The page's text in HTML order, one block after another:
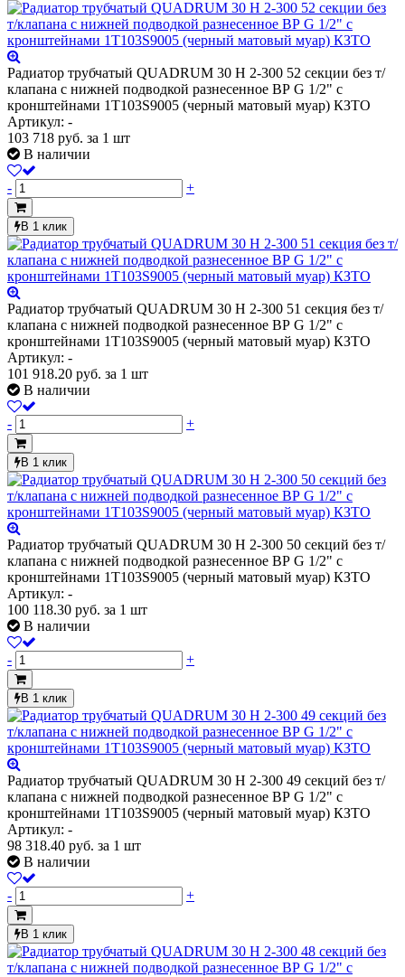
Радиатор трубчатый QUADRUM 30 H 2-300 52 секции без т/
клапана с нижней подводкой разнесенное ВР G 1/2" с
кронштейнами 1T103S9005 (черный матовый муар) КЗТО
Артикул: -
103 718 руб. за 1 шт
В наличии
- +
В 1 клик
Радиатор трубчатый QUADRUM 30 H 2-300 51 секция без т/
клапана с нижней подводкой разнесенное ВР G 1/2" с
кронштейнами 1T103S9005 (черный матовый муар) КЗТО
Артикул: -
101 918.20 руб. за 1 шт
В наличии
- +
В 1 клик
Радиатор трубчатый QUADRUM 30 H 2-300 50 секций без т/
клапана с нижней подводкой разнесенное ВР G 1/2" с
кронштейнами 1T103S9005 (черный матовый муар) КЗТО
Артикул: -
100 118.30 руб. за 1 шт
В наличии
- +
В 1 клик
Радиатор трубчатый QUADRUM 30 H 2-300 49 секций без т/
клапана с нижней подводкой разнесенное ВР G 1/2" с
кронштейнами 1T103S9005 (черный матовый муар) КЗТО
Артикул: -
98 318.40 руб. за 1 шт
В наличии
- +
В 1 клик